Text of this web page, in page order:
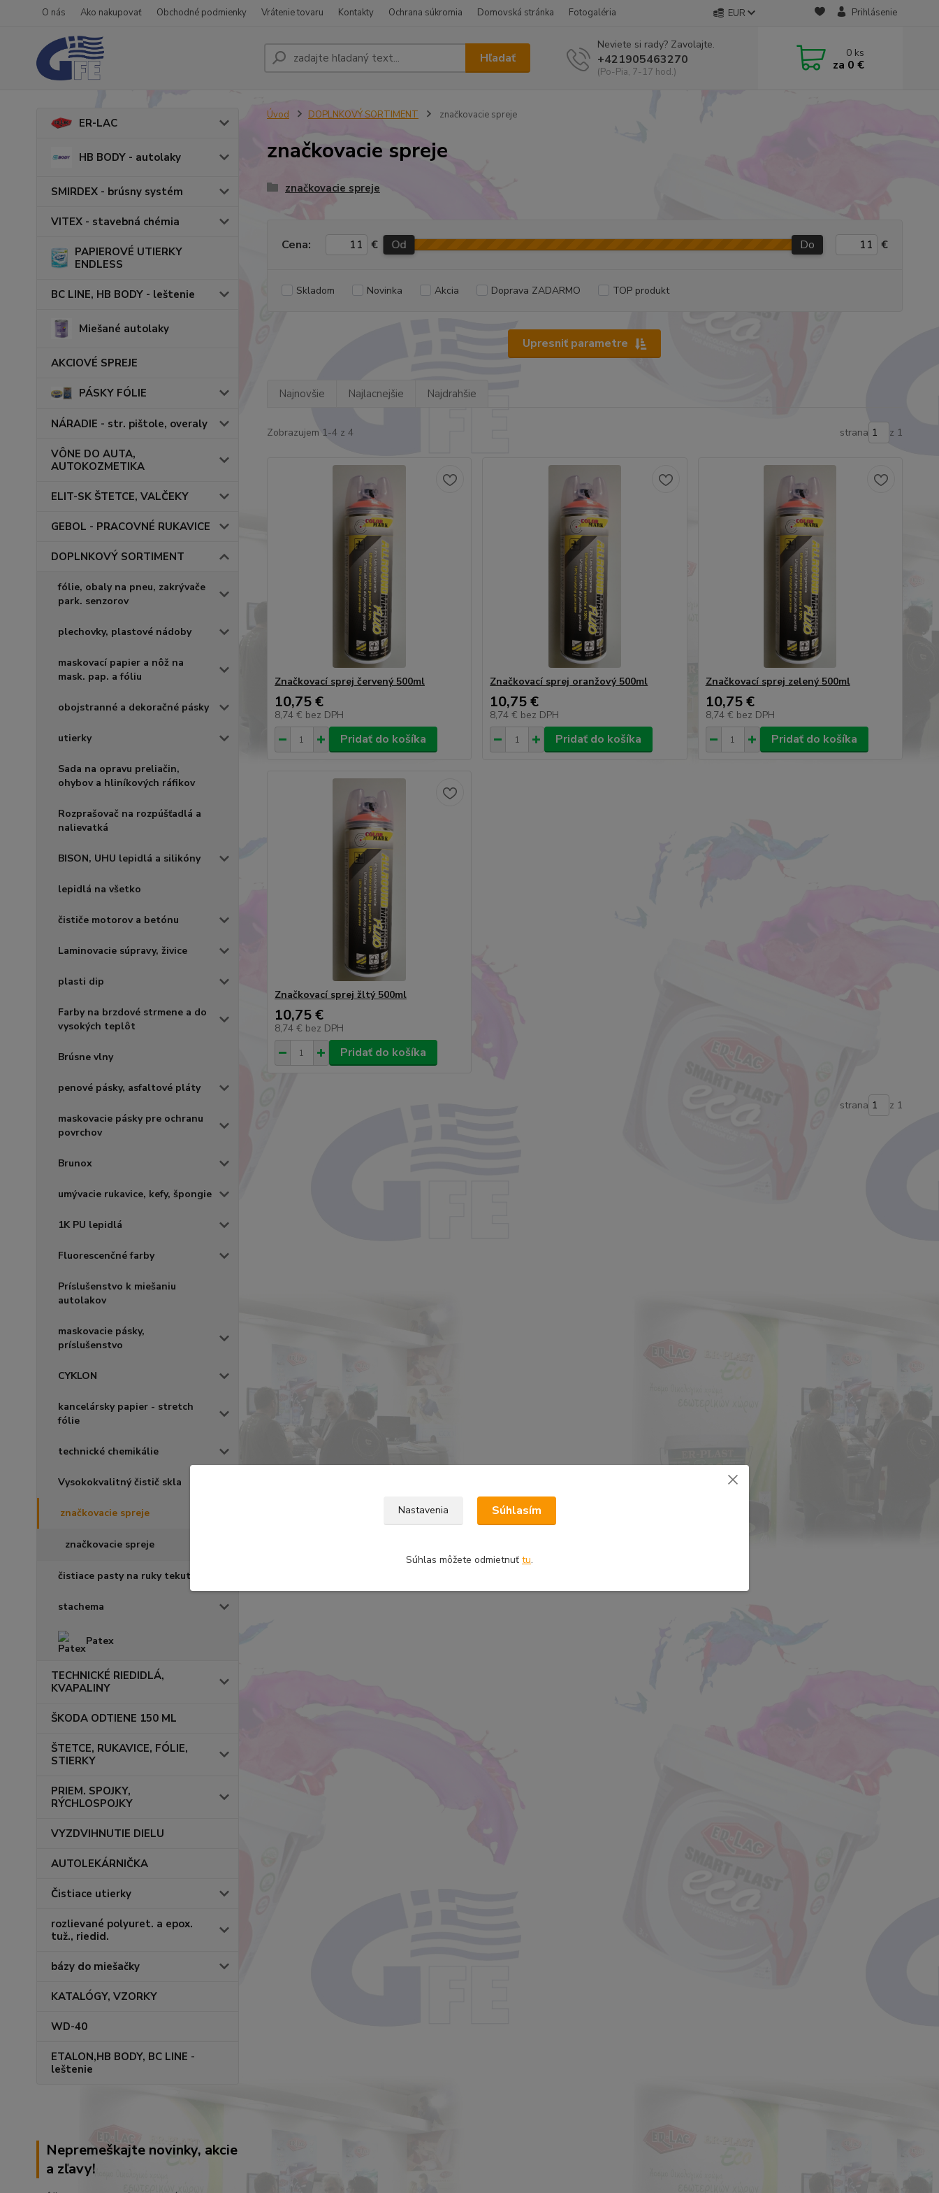
O nás Ako nakupovať Obchodné podmienky Vrátenie tovaru Kontakty Ochrana súkromia Domovská stránka Fotogaléria EUR Prihlásenie
Hľadať
Neviete si rady? Zavolajte.
+421905463270
(Po-Pia, 7-17 hod.)
0 ks
za 0 €
ER-LAC
HB BODY - autolaky
SMIRDEX - brúsny systém
VITEX - stavebná chémia
PAPIEROVÉ UTIERKY
ENDLESS
BC LINE, HB BODY - leštenie
Miešané autolaky
AKCIOVÉ SPREJE
PÁSKY FÓLIE
NÁRADIE - str. pištole, overaly
VÔNE DO AUTA,
AUTOKOZMETIKA
ELIT-SK ŠTETCE, VALČEKY
GEBOL - PRACOVNÉ RUKAVICE
DOPLNKOVÝ SORTIMENT
fólie, obaly na pneu, zakrývače
park. senzorov
plechovky, plastové nádoby
maskovací papier a nôž na
mask. pap. a fóliu
obojstranné a dekoračné pásky
utierky
Sada na opravu preliačin,
ohybov a hliníkových ráfikov
Rozprašovač na rozpúšťadlá a
nalievatká
BISON, UHU lepidlá a silikóny
lepidlá na všetko
čističe motorov a betónu
Laminovacie súpravy, živice
plasti dip
Farby na brzdové strmene a do
vysokých teplôt
Brúsne vlny
penové pásky, asfaltové pláty
maskovacie pásky pre ochranu
povrchov
Brunox
umývacie rukavice, kefy, špongie
1K PU lepidlá
Fluorescenčné farby
Príslušenstvo k miešaniu
autolakov
maskovacie pásky,
príslušenstvo
CYKLON
kancelársky papier - stretch
fólie
technické chemikálie
Vysokokvalitný čistič skla
značkovacie spreje
značkovacie spreje
čistiace pasty na ruky tekuté
stachema
Patex
TECHNICKÉ RIEDIDLÁ,
KVAPALINY
ŠKODA ODTIENE 150 ML
ŠTETCE, RUKAVICE, FÓLIE,
STIERKY
PRIEM. SPOJKY,
RÝCHLOSPOJKY
VYZDVIHNUTIE DIELU
AUTOLEKÁRNIČKA
Čistiace utierky
rozlievané polyuret. a epox.
tuž., riedid.
bázy do miešačky
KATALÓGY, VZORKY
WD-40
ETALON,HB BODY, BC LINE -
leštenie
Nepremeškajte novinky, akcie
a zľavy!
Úvod DOPLNKOVÝ SORTIMENT značkovacie spreje
značkovacie spreje
značkovacie spreje
Upresniť parametre
Cena: € Od Do €
Skladom Novinka Akcia Doprava ZADARMO TOP produkt
Najnovšie Najlacnejšie Najdrahšie
Zobrazujem 1-4 z 4 strana z 1
Značkovací sprej červený 500ml
10,75 €
8,74 € bez DPH
Pridať do košíka
Značkovací sprej oranžový 500ml
10,75 €
8,74 € bez DPH
Pridať do košíka
Značkovací sprej zelený 500ml
10,75 €
8,74 € bez DPH
Pridať do košíka
Značkovací sprej žltý 500ml
10,75 €
8,74 € bez DPH
Pridať do košíka
strana z 1
Nastavenia Súhlasím
Súhlas môžete odmietnuť tu.